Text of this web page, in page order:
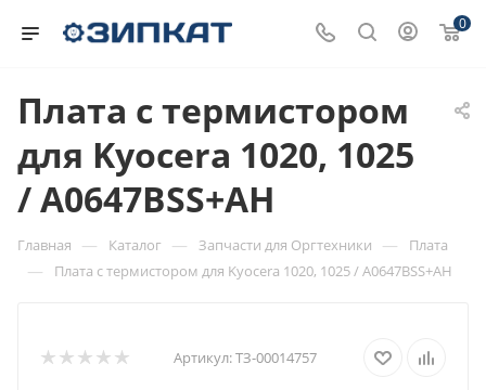
0
Плата с термистором
для Kyocera 1020, 1025
/ A0647BSS+AH
Главная — Каталог — Запчасти для Оргтехники — Плата
— Плата с термистором для Kyocera 1020, 1025 / A0647BSS+AH
Артикул:ТЗ-00014757